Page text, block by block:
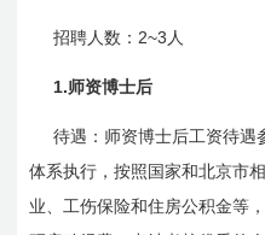
招聘人数： 2~3 人
1.师资博士后
待遇： 师资博士后工资待遇
体系执行，按照国家和北京市
业、工伤保险和住房公积金等